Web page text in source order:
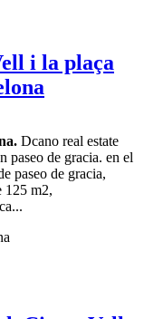
i la plaça
Dcano real estate
paseo de gracia. en el
paseo de gracia,
125 m2,